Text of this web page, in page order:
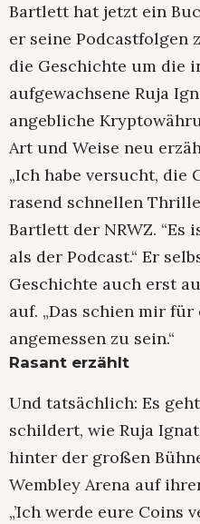
Bartlett hat jetzt ein
er seine Podcastfolgen
die Geschichte um die
aufgewachsene Ruja
angebliche
Art und Weise neu
„Ich habe versucht, die
rasend schnellen
Bartlett der NRWZ. “Es
als der Podcast.“ Er
Geschichte auch erst
auf. „Das schien mir
angemessen zu sein.“
Rasant erzählt
Und tatsächlich: Es
schildert, wie Ruja
hinter der großen
Wembley Arena auf
„’Ich werde eure Coins